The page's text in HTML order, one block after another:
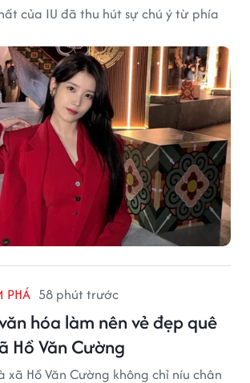
của IU đã thu hút sự chú ý từ phía
PHÁ 58 phút trước
hóa làm nên vẻ đẹp quê
Hồ Văn Cường
xã Hồ Văn Cường không chỉ níu chân